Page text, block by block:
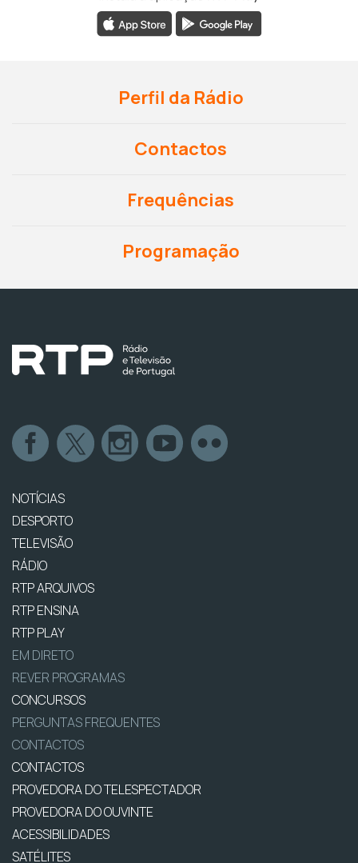
Perfil da Rádio
Contactos
Frequências
Programação
NOTÍCIAS
DESPORTO
TELEVISÃO
RÁDIO
RTP ARQUIVOS
RTP ENSINA
RTP PLAY
EM DIRETO
REVER PROGRAMAS
CONCURSOS
PERGUNTAS FREQUENTES
CONTACTOS
CONTACTOS
PROVEDORA DO TELESPECTADOR
PROVEDORA DO OUVINTE
ACESSIBILIDADES
SATÉLITES